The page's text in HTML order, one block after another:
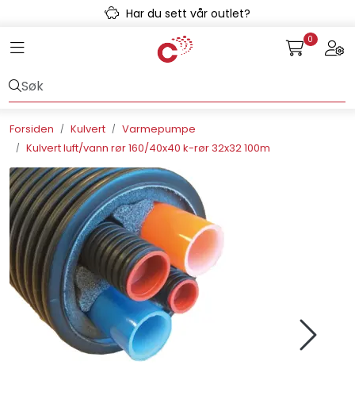
Skip to main contentHar du sett vår outlet?
Toggle navigation 0
Forsiden Kulvert
Varmepumpe
Kulvert luft/vann rør 160/40x40 k-rør 32x32 100m
Kulvert
Prefab
Radonsikring
Rørsystemer
Snøsmelt